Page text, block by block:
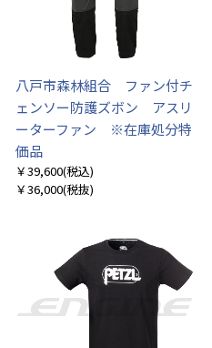
八戸市森林組合 ファン付チ
ェンソー防護ズボン アスリ
ーターファン ※在庫処分特
価品
￥39,600(税込)
￥36,000(税抜)
お買い物を続ける